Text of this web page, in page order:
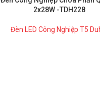
2x28W -TDH228
Đèn LED Công Nghiệp T5